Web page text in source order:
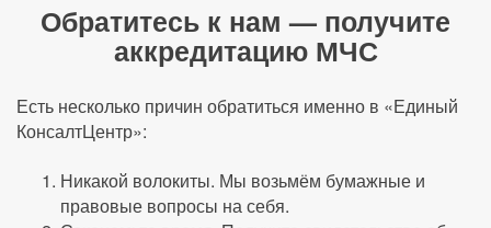
Обратитесь к нам — получите
аккредитацию МЧС
Есть несколько причин обратиться именно в «Единый
КонсалтЦентр»:
Никакой волокиты. Мы возьмём бумажные и
правовые вопросы на себя.